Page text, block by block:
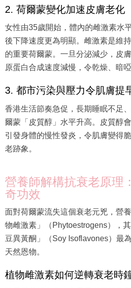
2. 荷爾蒙變化加速皮膚老化
女性由35歲開始，體內的雌激素水
後下降速度更為明顯。雌激素是維
的重要荷爾蒙。一旦分泌減少，皮
原蛋白合成速度減慢，令乾燥、暗
3. 都市污染與壓力令肌膚提
香港生活節奏急促，長期睡眠不足
爾蒙「皮質醇」水平升高。皮質醇
引發身體的慢性發炎，令肌膚變得
老跡象。
營養師解構抗衰老原理
奇功效
面對荷爾蒙流失這個衰老元兇，營
物雌激素」（Phytoestrogens），
豆異黃酮」（Soy Isoflavones）最
天然恩物。
植物雌激素如何逆轉衰老時